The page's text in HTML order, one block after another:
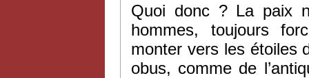
Quoi donc ? La paix
hommes, toujours
monter vers les étoiles
obus, comme de